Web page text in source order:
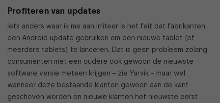
Profiteren van updates
Iets anders waar ik me aan irriteer is het feit dat fabrikanten
een Android update gebruiken om een nieuwe tablet (of
meerdere tablets) te lanceren. Dat is geen probleem zolang
consumenten met een oudere ook gewoon de nieuwste
software versie meteen krijgen – zie Yarvik – maar wel
wanneer deze bestaande klanten gewoon aan de kant
geschoven worden en nieuwe klanten het nieuwste eerst